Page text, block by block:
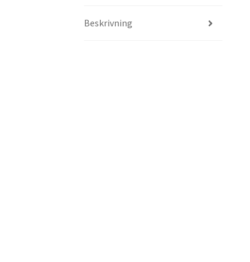
Beskrivning